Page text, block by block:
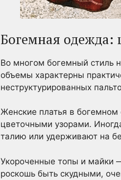
Богемная одежда:
Во многом богемный стиль
объемы характерны
неструктурированных
Женские платья в
цветочными узорами.
талию или удерживают на
Укороченные топы и майки
роскошь быть скудными,